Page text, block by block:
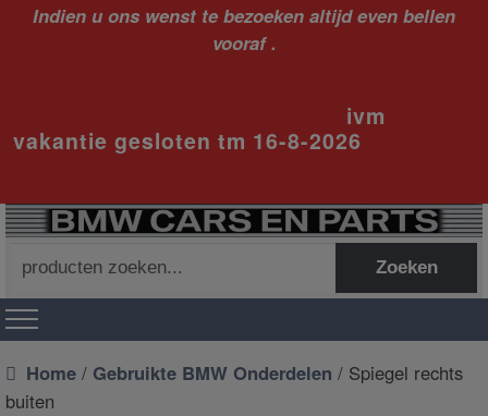
Indien u ons wenst te bezoeken altijd even bellen
vooraf .
ivm
vakantie gesloten tm 16-8-2026
naar:
Zoeken
Home / Gebruikte BMW Onderdelen / Spiegel rechts
buiten